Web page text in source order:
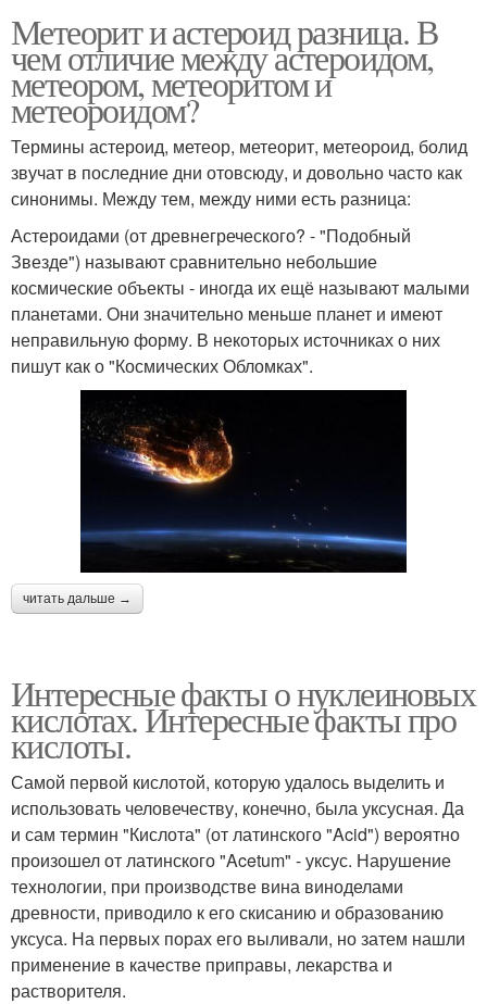
Метеорит и астероид разница. В
чем отличие между астероидом,
метеором, метеоритом и
метеороидом?
Термины астероид, метеор, метеорит, метеороид, болид
звучат в последние дни отовсюду, и довольно часто как
синонимы. Между тем, между ними есть разница:
Астероидами (от древнегреческого? - "Подобный
Звезде") называют сравнительно небольшие
космические объекты - иногда их ещё называют малыми
планетами. Они значительно меньше планет и имеют
неправильную форму. В некоторых источниках о них
пишут как о "Космических Обломках".
читать дальше →
Интересные факты о нуклеиновых
кислотах. Интересные факты про
кислоты.
Самой первой кислотой, которую удалось выделить и
использовать человечеству, конечно, была уксусная. Да
и сам термин "Кислота" (от латинского "Acid") вероятно
произошел от латинского "Acetum" - уксус. Нарушение
технологии, при производстве вина виноделами
древности, приводило к его скисанию и образованию
уксуса. На первых порах его выливали, но затем нашли
применение в качестве приправы, лекарства и
растворителя.